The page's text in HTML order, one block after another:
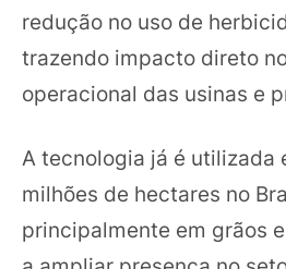
redução no uso de
trazendo impacto direto
operacional das usinas e
A tecnologia já é utilizada
milhões de hectares no
principalmente em grãos